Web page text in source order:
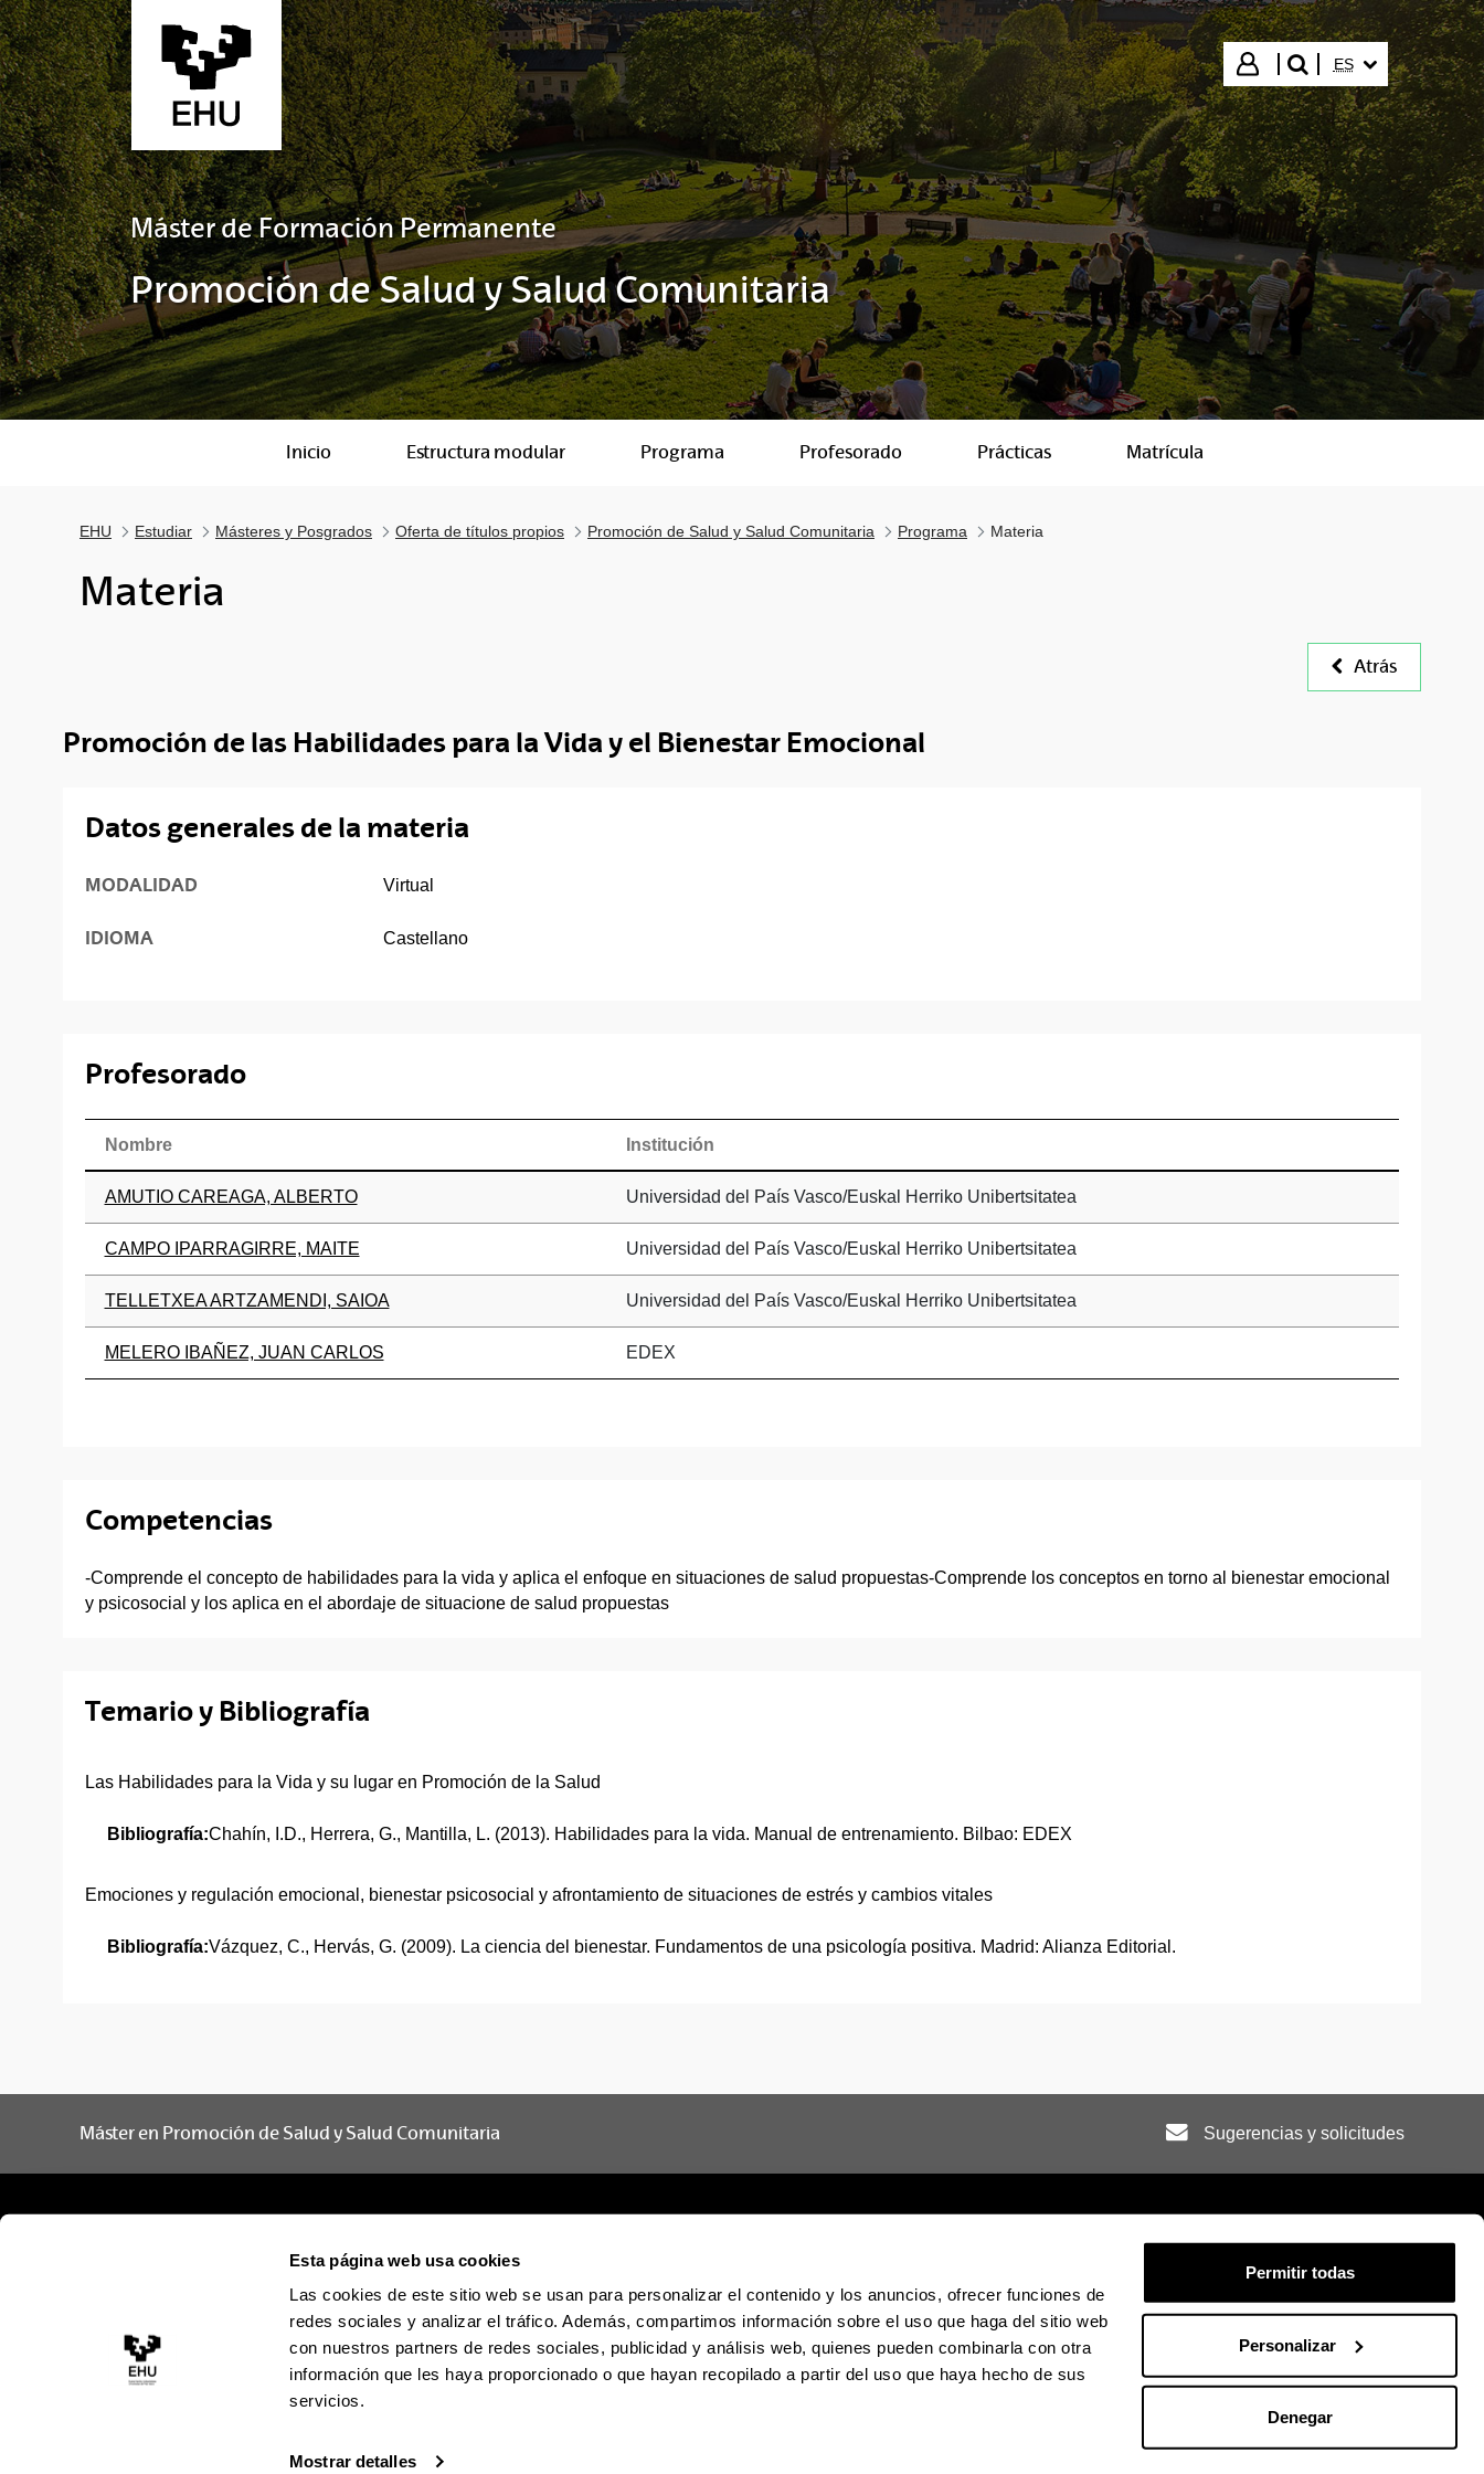
Esta página web usa cookies
Las cookies de este sitio web se usan para personalizar el contenido y los anuncios, ofrecer funciones de
redes sociales y analizar el tráfico. Además, compartimos información sobre el uso que haga del sitio web
con nuestros partners de redes sociales, publicidad y análisis web, quienes pueden combinarla con otra
información que les haya proporcionado o que hayan recopilado a partir del uso que haya hecho de sus
servicios.
Mostrar detalles
Permitir todas
Personalizar
Denegar
Saltar al contenido principal
Iniciar sesión
buscar"
IDIOMA
ES
Máster de Formación Permanente
Promoción de Salud y Salud Comunitaria
Inicio Estructura modular Programa Profesorado Prácticas Matrícula
EHU Estudiar Másteres y Posgrados Oferta de títulos propios Promoción de Salud y Salud Comunitaria Programa Materia
Materia
Atrás
Promoción de las Habilidades para la Vida y el Bienestar Emocional
Datos generales de la materia
MODALIDAD Virtual
IDIOMA Castellano
Profesorado
Nombre Institución
AMUTIO CAREAGA, ALBERTO Universidad del País Vasco/Euskal Herriko Unibertsitatea
CAMPO IPARRAGIRRE, MAITE Universidad del País Vasco/Euskal Herriko Unibertsitatea
TELLETXEA ARTZAMENDI, SAIOA Universidad del País Vasco/Euskal Herriko Unibertsitatea
MELERO IBAÑEZ, JUAN CARLOS EDEX
Competencias
-Comprende el concepto de habilidades para la vida y aplica el enfoque en situaciones de salud propuestas-Comprende los conceptos en torno al bienestar emocional
y psicosocial y los aplica en el abordaje de situacione de salud propuestas
Temario y Bibliografía
Las Habilidades para la Vida y su lugar en Promoción de la Salud
Bibliografía:Chahín, I.D., Herrera, G., Mantilla, L. (2013). Habilidades para la vida. Manual de entrenamiento. Bilbao: EDEX
Emociones y regulación emocional, bienestar psicosocial y afrontamiento de situaciones de estrés y cambios vitales
Bibliografía:Vázquez, C., Hervás, G. (2009). La ciencia del bienestar. Fundamentos de una psicología positiva. Madrid: Alianza Editorial.
Máster en Promoción de Salud y Salud Comunitaria Sugerencias y solicitudes
Sede electrónica Accesibilidad Información legal Mapa Ayuda Contacto
La EHU en TiktokLa EHU en BlueskyLa EHU en FacebookLa EHU en LinkedinLa EHU en Instagram
La EHU en Youtube
La EHU en VimeoLa EHU en Flickr